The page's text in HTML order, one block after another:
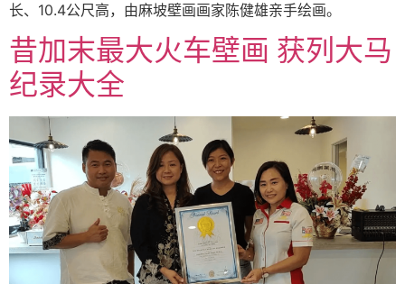
长、10.4公尺高，由麻坡壁画画家陈健雄亲手绘画。
昔加末最大火车壁画 获列大马
纪录大全